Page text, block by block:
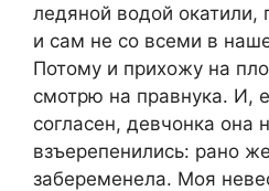
ледяной водой окатили,
и сам не со всеми в
Потому и прихожу на
смотрю на правнука. И,
согласен, девчонка она
взъерепенились: рано
забеременела. Моя